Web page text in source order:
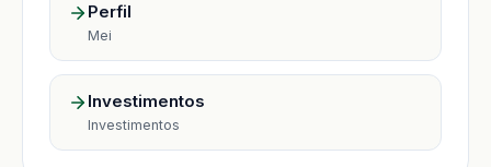
Perfil
Mei
Investimentos
Investimentos